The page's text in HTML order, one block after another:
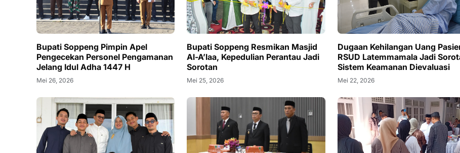
Bupati Soppeng Pimpin Apel
Pengecekan Personel Pengamanan
Jelang Idul Adha 1447 H
Mei 26, 2026
Bupati Soppeng Resmikan Masjid
Al-A’laa, Kepedulian Perantau Jadi
Sorotan
Mei 25, 2026
Dugaan Kehilangan Uang
RSUD Latemmamala Jadi
Sistem Keamanan Dievaluasi
Mei 22, 2026